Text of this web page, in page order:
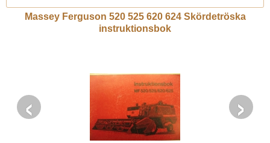
Massey Ferguson 520 525 620 624 Skördetröska
instruktionsbok
‹ ›